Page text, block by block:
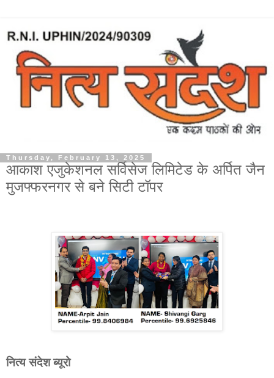
Thursday, February 13, 2025
आकाश एजुकेशनल सर्विसेज लिमिटेड के अर्पित जैन
मुजफ्फरनगर से बने सिटी टॉपर
नित्य संदेश ब्यूरो